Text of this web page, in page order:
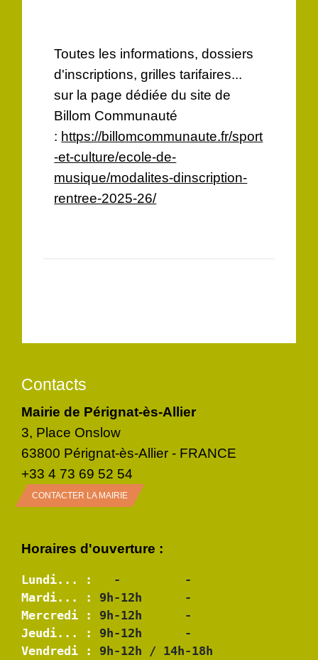
Toutes les informations, dossiers
d'inscriptions, grilles tarifaires...
sur la page dédiée du site de
Billom Communauté
: https://billomcommunaute.fr/sport
-et-culture/ecole-de-
musique/modalites-dinscription-
rentree-2025-26/
Contacts
Mairie de Pérignat-ès-Allier
3, Place Onslow
63800 Pérignat-ès-Allier - FRANCE
+33 4 73 69 52 54
CONTACTER LA MAIRIE
Horaires d'ouverture :
Lundi... :
Mardi... :
Mercredi :
Jeudi... :
Vendredi :